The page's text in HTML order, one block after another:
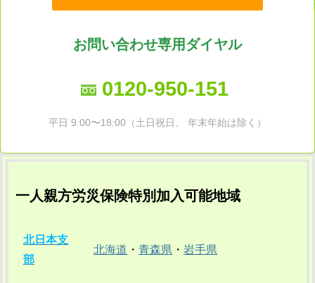
お問い合わせ専用ダイヤル
0120-950-151
平日 9:00〜18:00（土日祝日、 年末年始は除く）
一人親方労災保険特別加入可能地域
北日本支
部
北海道 ・ 青森県 ・ 岩手県